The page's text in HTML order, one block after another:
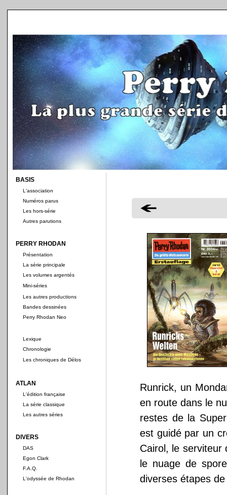
BASIS
L'association
Numéros parus
Les hors-série
Autres parutions
PERRY RHODAN
Présentation
La série principale
Les volumes argentés
Mini-séries
Les autres productions
Bandes dessinées
Perry Rhodan Neo
Lexique
Chronologie
Les chroniques de Délos
ATLAN
L'édition française
La série classique
Les autres séries
DIVERS
DAS
Egon Clark
F.A.Q.
L'odyssée de Rhodan
Runrick, un
en route dans le
restes de la
est guidé par un
Cairol, le serviteur
le nuage de
diverses étapes